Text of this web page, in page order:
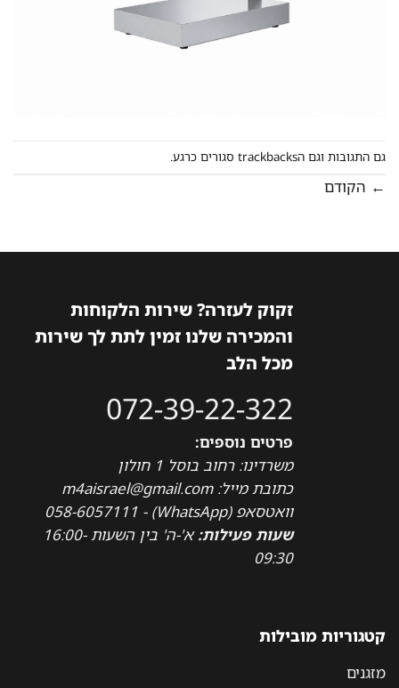
גם התגובות וגם הtrackbacks סגורים כרגע.
← הקודם
זקוק לעזרה? שירות הלקוחות
והמכירה שלנו זמין לתת לך שירות
מכל הלב
072-39-22-322
פרטים נוספים:
משרדינו: רחוב בוסל 1 חולון
כתובת מייל: m4aisrael@gmail.com
וואטסאפ (WhatsApp) - 058-6057111
שעות פעילות:
א'-ה' בין השעות 16:00-
09:30
קטגוריות מובילות
מזגנים